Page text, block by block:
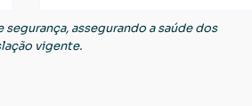
assegurando a saúde dos
vigente.